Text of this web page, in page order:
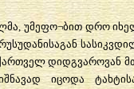
,უმეფო¬ბით დრო
დიდგვაროვან
იცოდა